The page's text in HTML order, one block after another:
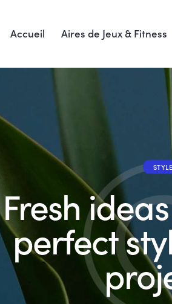
Accueil Aires de Jeux & Fitness
STYLE
Fresh
perfect